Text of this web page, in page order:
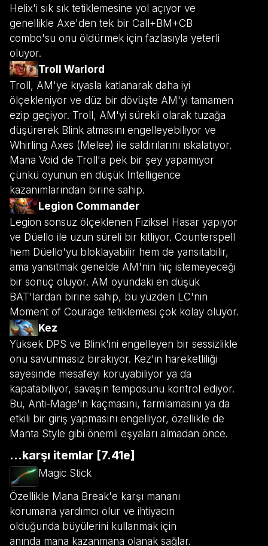
Helix'i sık sık tetiklemesine yol açıyor ve
genellikle Axe'den tek bir Call+BM+CB
combo'su onu öldürmek için fazlasıyla yeterli
oluyor.
Troll Warlord
Troll, AM'ye kıyasla katlanarak daha iyi
ölçekleniyor ve düz bir dövüşte AM'yi tamamen
ezip geçiyor. Troll, AM'yi sürekli olarak tuzağa
düşürerek Blink atmasını engelleyebiliyor ve
Whirling Axes (Melee) ile saldırılarını ıskalatıyor.
Mana Void de Troll'a pek bir şey yapamıyor
çünkü oyunun en düşük Intelligence
kazanımlarından birine sahip.
Legion Commander
Legion sonsuz ölçeklenen Fiziksel Hasar yapıyor
ve Düello ile uzun süreli bir kitliyor. Counterspell
hem Düello'yu bloklayabilir hem de yansıtabilir,
ama yansıtmak genelde AM'nin hiç istemeyeceği
bir sonuç oluyor. AM oyundaki en düşük
BAT'lardan birine sahip, bu yüzden LC'nin
Moment of Courage tetiklemesi çok kolay oluyor.
Kez
Yüksek DPS ve Blink'ini engelleyen bir sessizlikle
onu savunmasız bırakıyor. Kez'in hareketliliği
sayesinde mesafeyi koruyabiliyor ya da
kapatabiliyor, savaşın temposunu kontrol ediyor.
Bu, Anti-Mage'in kaçmasını, farmlamasını ya da
etkili bir giriş yapmasını engelliyor, özellikle de
Manta Style gibi önemli eşyaları almadan önce.
...karşı itemlar [7.41e]
Magic Stick
Özellikle Mana Break'e karşı mananı
korumana yardımcı olur ve ihtiyacın
olduğunda büyülerini kullanmak için
anında mana kazanmana olanak sağlar.